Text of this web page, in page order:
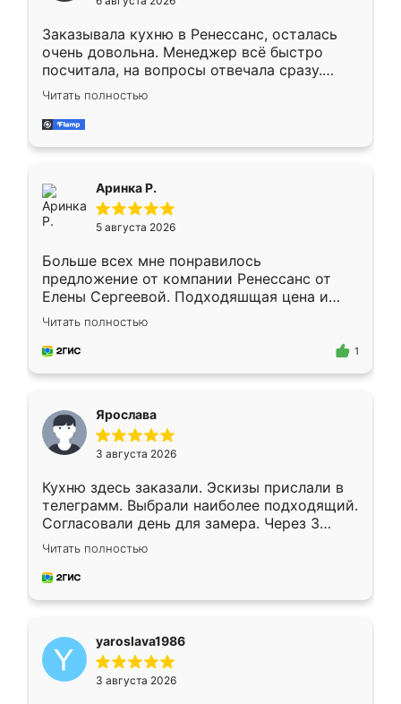
мебели буду заказывать только здесь.
Заказывала кухню в Ренессанс, осталась
очень довольна. Менеджер всё быстро
посчитала, на вопросы отвечала сразу.
Замерщик приехал в субботу, подошёл к
делу со всей ответственностью. Собрали
за день, ребята работали аккуратно, даже
Читать полностью
Аринка Р.
5 августа 2026
Больше всех мне понравилось
предложение от компании Ренессанс от
Елены Сергеевой. Подходяшщая цена и
короткие сроки изготовления. Приехавший
для замера сотрудник Владислав
предложил по моему эскизу самый
Читать полностью
1
Ярослава
3 августа 2026
Кухню здесь заказали. Эскизы прислали в
телеграмм. Выбрали наиболее подходящий.
Согласовали день для замера. Через 3
недели кухня была уже готова. Остались
довольны работой. Спасибо Ренессанс
мебель за качественную работу!
Читать полностью
yaroslava1986
3 августа 2026